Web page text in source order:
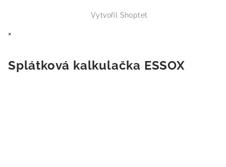
Vytvořil Shoptet
×
Splátková kalkulačka ESSOX